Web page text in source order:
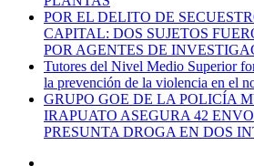
POR EL DELITO DE
CAPITAL: DOS SUJETOS
POR AGENTES DE
Tutores del Nivel Medio Superior
la prevención de la violencia en el
GRUPO GOE DE LA POLICÍA
IRAPUATO ASEGURA 42
PRESUNTA DROGA EN DOS